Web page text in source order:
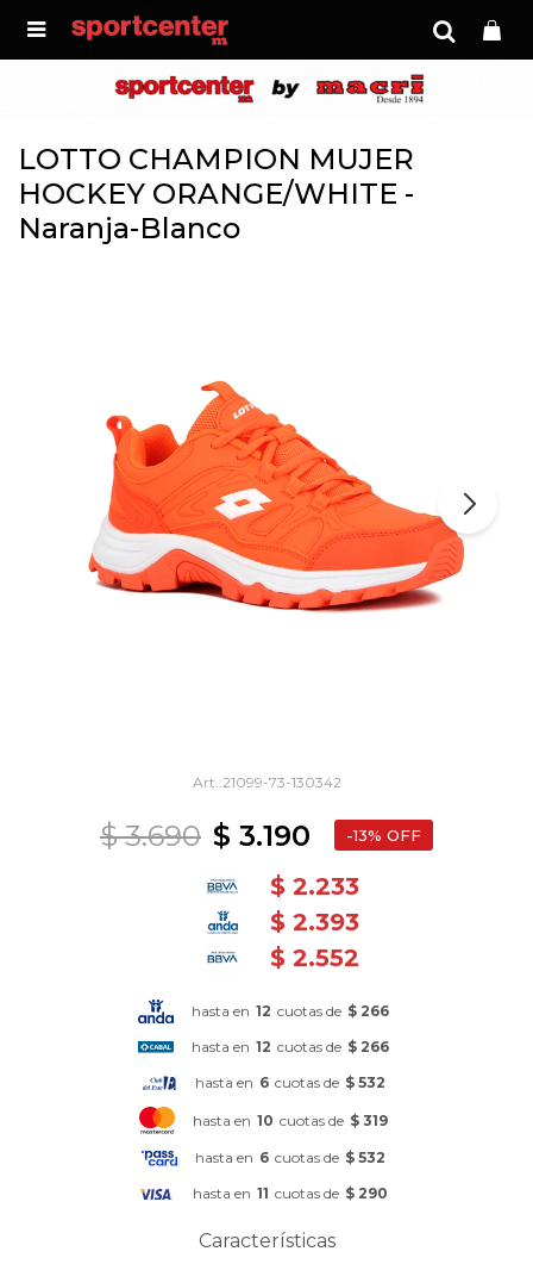

LOTTO CHAMPION MUJER
HOCKEY ORANGE/WHITE -
Naranja-Blanco
21099-73-130342
$ 3.190
$ 3.690 13
$ 2.233
$ 2.393
$ 2.552
hasta en 12 cuotas de $ 266
hasta en 12 cuotas de $ 266
hasta en 6 cuotas de $ 532
hasta en 10 cuotas de $ 319
hasta en 6 cuotas de $ 532
hasta en 11 cuotas de $ 290
Características